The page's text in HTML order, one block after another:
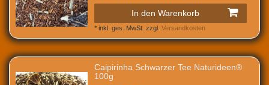
In den Warenkorb
* inkl. ges. MwSt. zzgl. Versandkosten
Caipirinha Schwarzer Tee Naturideen®
100g